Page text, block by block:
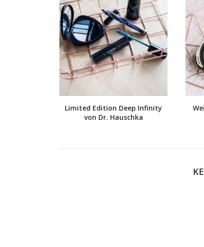
Limited Edition Deep Infinity
von Dr. Hauschka